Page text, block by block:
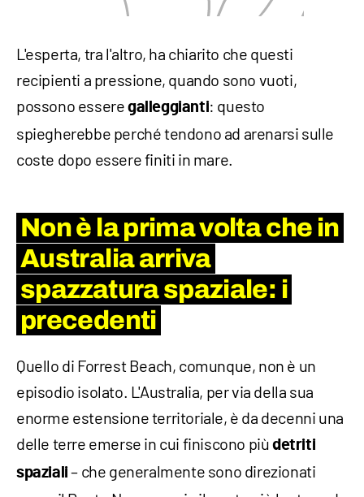
L'esperta, tra l'altro, ha chiarito che questi
recipienti a pressione, quando sono vuoti,
possono essere galleggianti: questo
spiegherebbe perché tendono ad arenarsi sulle
coste dopo essere finiti in mare.
Non è la prima volta che in
Australia arriva
spazzatura spaziale: i
precedenti
Quello di Forrest Beach, comunque, non è un
episodio isolato. L'Australia, per via della sua
enorme estensione territoriale, è da decenni una
delle terre emerse in cui finiscono piùdetriti
spaziali– che generalmente sono direzionati